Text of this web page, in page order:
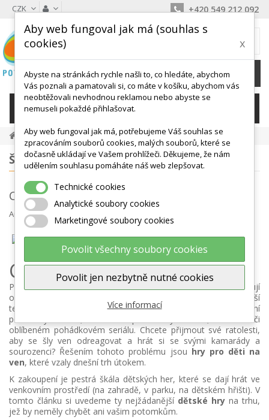
CZK +420 549 212 092
0 Kč
KATEGORIE
Novinky Z Blogu Co Hrát S Dětmi V Přírodě?
ŠTÍTKY
Co hrát s dětmi v přírodě?
Autor Jitka Kopecká
Co hrát s dětmi v přírodě?
Pozornost dětských očí v současné moderní době vzbuzují
obrazovky monitorů a televizorů, herní konzole a další
technologie. Stále více dětí preferuje i přes krásné venkovní
počasí bytí doma, a to kvůli počítačovým hrám, internetu či
oblíbeném pohádkovém seriálu. Chcete přijmout své ratolesti,
aby se šly ven odreagovat a hrát si se svými kamarády a
sourozenci? Řešením tohoto problému jsou hry pro děti na
ven, které vzaly dnešní trh útokem.
K zakoupení je pestrá škála dětských her, které se dají hrát ve
venkovním prostředí (na zahradě, v parku, na dětském hřišti). V
tomto článku si uvedeme ty nejžádanější dětské hry na trhu,
jež by neměly chybět ani vašim potomkům.
Aby web fungoval jak má (souhlas s
cookies)
x
Abyste na stránkách rychle našli to, co hledáte, abychom
Vás poznali a pamatovali si, co máte v košíku, abychom vás
neobtěžovali nevhodnou reklamou nebo abyste se
nemuseli pokaždé přihlašovat.
Aby web fungoval jak má, potřebujeme Váš souhlas se
zpracováním souborů cookies, malých souborů, které se
dočasně ukládají ve Vašem prohlížeči. Děkujeme, že nám
udělením souhlasu pomáháte náš web zlepšovat.
Technické cookies
Analytické soubory cookies
Marketingové soubory cookies
Povolit všechny soubory cookies
Povolit jen nezbytně nutné cookies
Více informací